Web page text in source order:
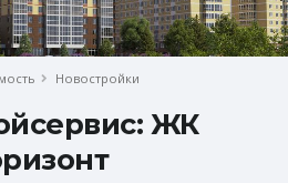
Новостройки
ЖК